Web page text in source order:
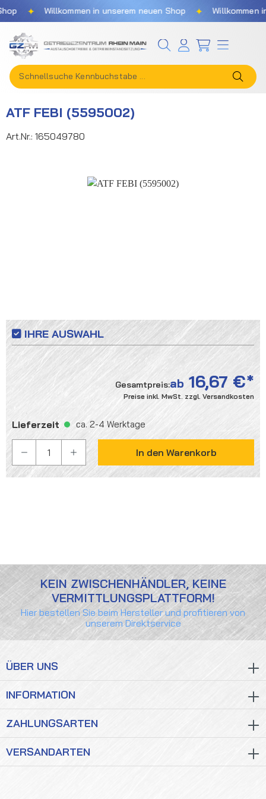
Zum Hauptinhalt springen
✦ Willkommen in unserem neuen Shop ✦ Willkommen
ATF FEBI (5595002)
Art.Nr.: 165049780
Bildergalerie überspringen
IHRE AUSWAHL
Gesamtpreis:ab 16,67 €
Preise inkl. MwSt. zzgl. Versandkosten
Lieferzeit ca. 2-4 Werktage
PRODUKT ANZAHL: GIB DEN GEWÜNSCHTEN
In den Warenkorb
KEIN ZWISCHENHÄNDLER, KEINE
VERMITTLUNGSPLATTFORM!
Hier bestellen Sie beim Hersteller und profitieren von
unserem Direktservice
ÜBER UNS
INFORMATION
ZAHLUNGSARTEN
VERSANDARTEN